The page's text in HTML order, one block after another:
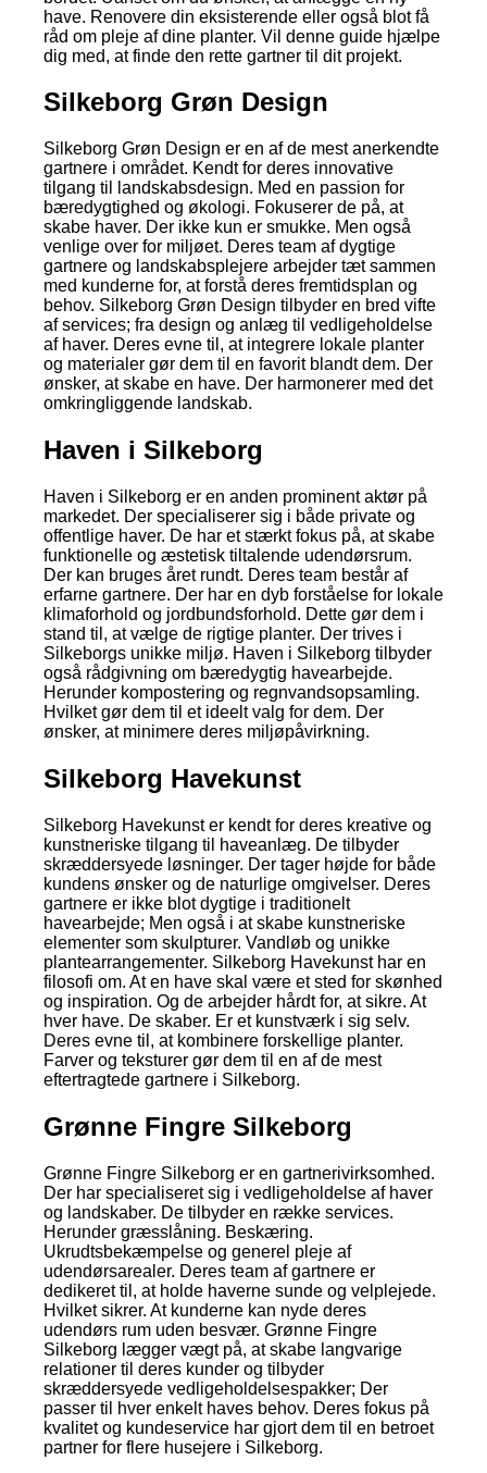
have. Renovere din eksisterende eller også blot få
råd om pleje af dine planter. Vil denne guide hjælpe
dig med, at finde den rette gartner til dit projekt.
Silkeborg Grøn Design
Silkeborg Grøn Design er en af de mest anerkendte
gartnere i området. Kendt for deres innovative
tilgang til landskabsdesign. Med en passion for
bæredygtighed og økologi. Fokuserer de på, at
skabe haver. Der ikke kun er smukke. Men også
venlige over for miljøet. Deres team af dygtige
gartnere og landskabsplejere arbejder tæt sammen
med kunderne for, at forstå deres fremtidsplan og
behov. Silkeborg Grøn Design tilbyder en bred vifte
af services; fra design og anlæg til vedligeholdelse
af haver. Deres evne til, at integrere lokale planter
og materialer gør dem til en favorit blandt dem. Der
ønsker, at skabe en have. Der harmonerer med det
omkringliggende landskab.
Haven i Silkeborg
Haven i Silkeborg er en anden prominent aktør på
markedet. Der specialiserer sig i både private og
offentlige haver. De har et stærkt fokus på, at skabe
funktionelle og æstetisk tiltalende udendørsrum.
Der kan bruges året rundt. Deres team består af
erfarne gartnere. Der har en dyb forståelse for lokale
klimaforhold og jordbundsforhold. Dette gør dem i
stand til, at vælge de rigtige planter. Der trives i
Silkeborgs unikke miljø. Haven i Silkeborg tilbyder
også rådgivning om bæredygtig havearbejde.
Herunder kompostering og regnvandsopsamling.
Hvilket gør dem til et ideelt valg for dem. Der
ønsker, at minimere deres miljøpåvirkning.
Silkeborg Havekunst
Silkeborg Havekunst er kendt for deres kreative og
kunstneriske tilgang til haveanlæg. De tilbyder
skræddersyede løsninger. Der tager højde for både
kundens ønsker og de naturlige omgivelser. Deres
gartnere er ikke blot dygtige i traditionelt
havearbejde; Men også i at skabe kunstneriske
elementer som skulpturer. Vandløb og unikke
plantearrangementer. Silkeborg Havekunst har en
filosofi om. At en have skal være et sted for skønhed
og inspiration. Og de arbejder hårdt for, at sikre. At
hver have. De skaber. Er et kunstværk i sig selv.
Deres evne til, at kombinere forskellige planter.
Farver og teksturer gør dem til en af de mest
eftertragtede gartnere i Silkeborg.
Grønne Fingre Silkeborg
Grønne Fingre Silkeborg er en gartnerivirksomhed.
Der har specialiseret sig i vedligeholdelse af haver
og landskaber. De tilbyder en række services.
Herunder græsslåning. Beskæring.
Ukrudtsbekæmpelse og generel pleje af
udendørsarealer. Deres team af gartnere er
dedikeret til, at holde haverne sunde og velplejede.
Hvilket sikrer. At kunderne kan nyde deres
udendørs rum uden besvær. Grønne Fingre
Silkeborg lægger vægt på, at skabe langvarige
relationer til deres kunder og tilbyder
skræddersyede vedligeholdelsespakker; Der
passer til hver enkelt haves behov. Deres fokus på
kvalitet og kundeservice har gjort dem til en betroet
partner for flere husejere i Silkeborg.